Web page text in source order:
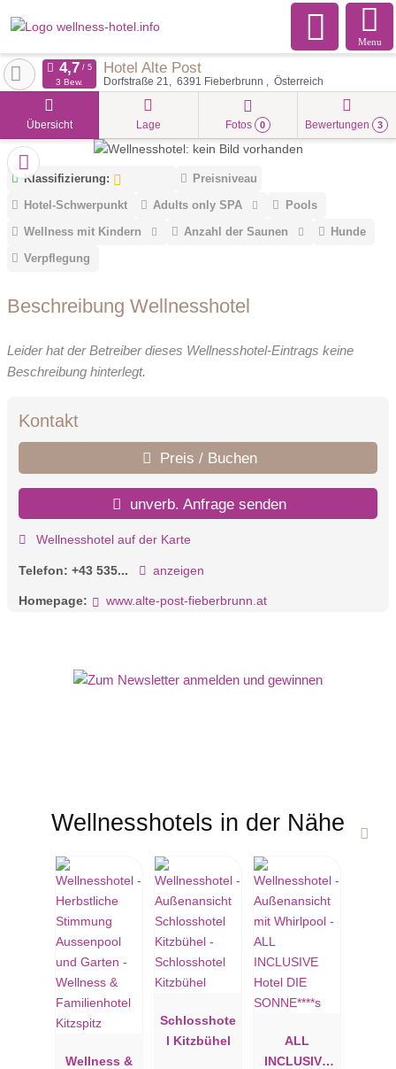
Menu
Hotel Alte Post
Dorfstraße 21 6391 Fieberbrunn Österreich
3 Bew.
Übersicht Lage Fotos 0 Bewertungen 3
Klassifizierung:
Preisniveau
Hotel-Schwerpunkt
Adults only SPA
Pools
Wellness mit Kindern
Anzahl der Saunen
Hunde
Verpflegung
Beschreibung Wellnesshotel
Leider hat der Betreiber dieses Wellnesshotel-Eintrags keine
Beschreibung hinterlegt.
Kontakt
Preis / Buchen
unverb. Anfrage senden
Wellnesshotel auf der Karte
Telefon: +43 535... anzeigen
Homepage: www.alte-post-fieberbrunn.at
Wellnesshotels in der Nähe
Wellness &
Schlosshote
l Kitzbühel
ALL
INCLUSIVE